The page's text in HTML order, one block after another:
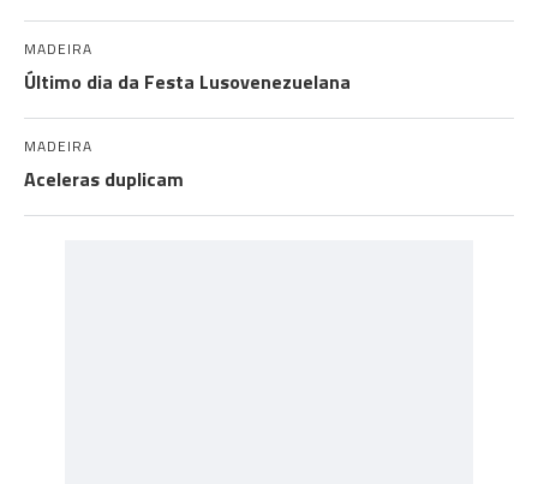
MADEIRA
Último dia da Festa Lusovenezuelana
MADEIRA
Aceleras duplicam